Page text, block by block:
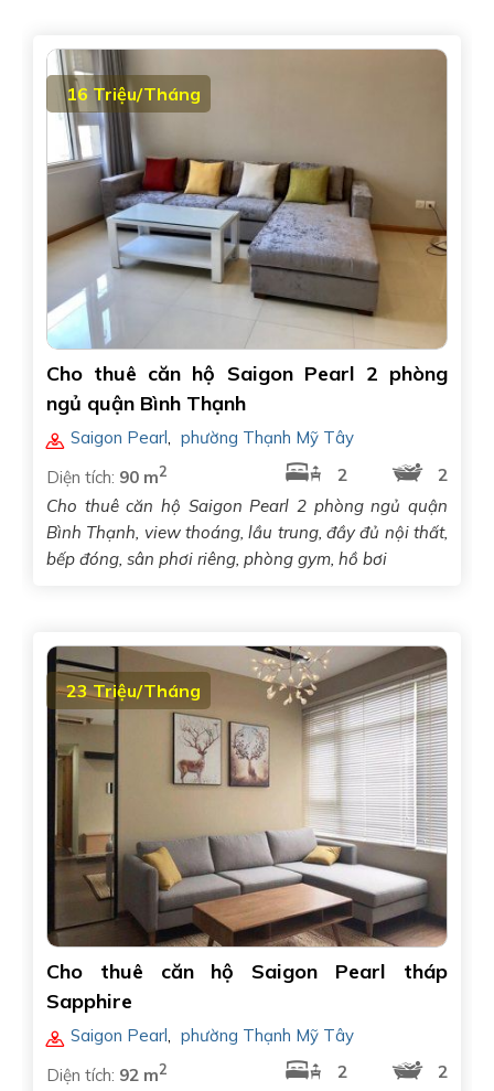
16 Triệu/Tháng
Cho thuê căn hộ Saigon Pearl 2 phòng
ngủ quận Bình Thạnh
Saigon Pearl, phường Thạnh Mỹ Tây
Diện tích: 90 m2 2
2
Cho thuê căn hộ Saigon Pearl 2 phòng ngủ quận
Bình Thạnh, view thoáng, lầu trung, đầy đủ nội thất,
bếp đóng, sân phơi riêng, phòng gym, hồ bơi
23 Triệu/Tháng
Cho thuê căn hộ Saigon Pearl tháp
Sapphire
Saigon Pearl
phường Thạnh Mỹ Tây
Diện tích: 92 m2 2
2